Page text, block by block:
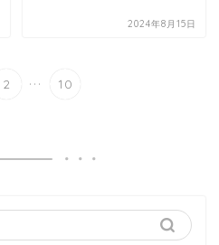
2024年8月15日
2 ... 10